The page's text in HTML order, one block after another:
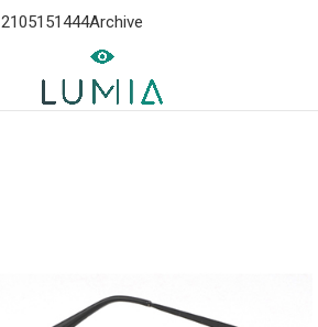
2105151444Archive